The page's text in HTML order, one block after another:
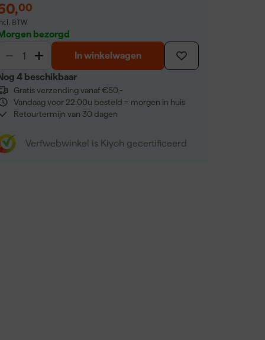
,00
BTW
bezorgd
In winkelwagen
4 beschikbaar
Gratis verzending vanaf €50,-
Vandaag voor 22:00u besteld = morgen in huis
Retourtermijn van 30 dagen
Verfwebwinkel is Kiyoh gecertificeerd